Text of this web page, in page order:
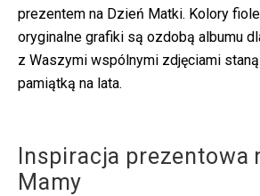
prezentem na Dzień Matki. Kolory
oryginalne grafiki są ozdobą albumu
z Waszymi wspólnymi zdjęciami
pamiątką na lata.
Inspiracja prezentowa
Mamy